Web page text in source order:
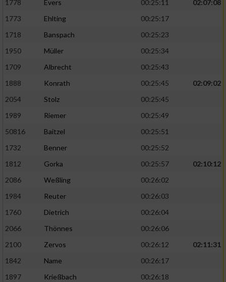
1778 Evers 00:25:11
02:07:08
1773
Ehlting
00:25:17
1718
Banspach
00:25:23
1950
Müller
00:25:34
1709
Albrecht
00:25:43
1888
Konrath 00:25:45
02:09:02
2054
Stolz
00:25:45
1989
Riemer
00:25:49
50816
Baitzel
00:25:51
1732
Benner
00:25:52
1812
Gorka 00:25:57
02:10:12
2086
Weßling
00:26:02
1984
Reuter
00:26:03
1760
Dietrich
00:26:04
2066
Thönnes
00:26:06
2100
Zervos 00:26:12
02:11:31
1842
Name
00:26:17
1897
Krießbach
00:26:18